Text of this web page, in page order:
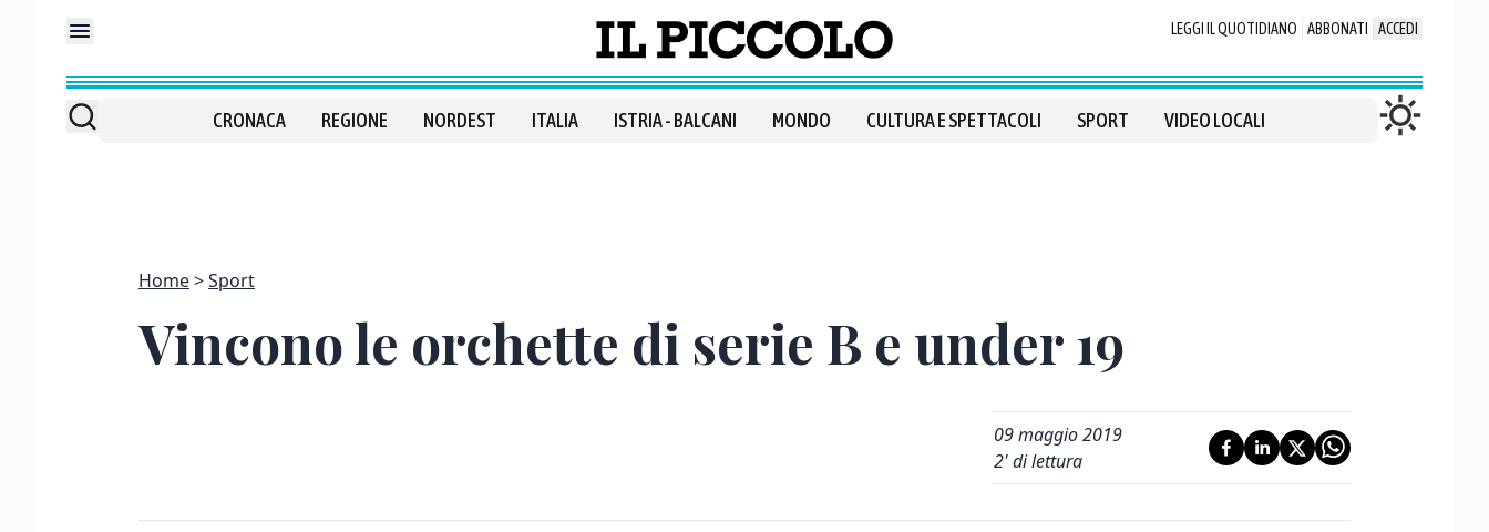
LEGGI IL QUOTIDIANO ABBONATI ACCEDI
CRONACA REGIONE NORDEST ITALIA ISTRIA - BALCANI MONDO CULTURA E SPETTACOLI SPORT VIDEO LOCALI
Home Sport
Vincono le orchette di serie B e under 19
09 maggio 2019
2' di lettura